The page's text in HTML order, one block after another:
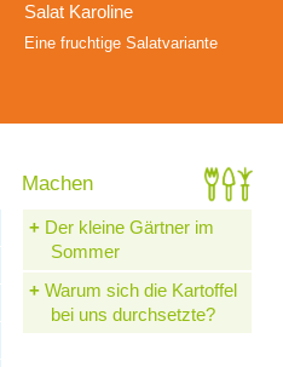
Salat Karoline
Eine fruchtige Salatvariante
Der kleine Gärtner im
Sommer
Warum sich die Kartoffel
bei uns durchsetzte?